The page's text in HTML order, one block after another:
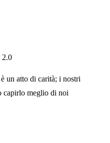
2.0
un atto di carità; i nostri
capirlo meglio di noi